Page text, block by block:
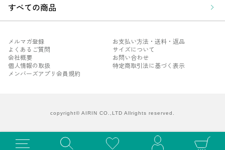
すべての商品
メルマガ登録
お支払い方法・送料・返品
よくあるご質問
サイズについて
会社概要
お問い合わせ
個人情報の取扱
特定商取引法に基づく表示
メンバーズアプリ会員規約
copyright© AIRIN CO.,LTD Allrights reserved.